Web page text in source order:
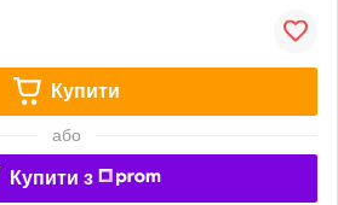
Купити
або
Купити з